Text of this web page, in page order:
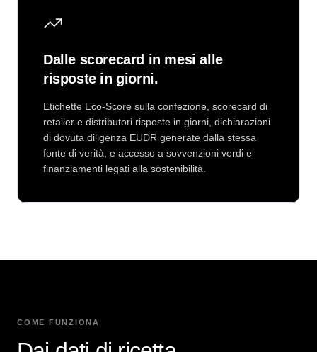
Dalle scorecard in mesi alle
risposte in giorni.
Etichette Eco-Score sulla confezione, scorecard di
retailer e distributori risposte in giorni, dichiarazioni
di dovuta diligenza EUDR generate dalla stessa
fonte di verità, e accesso a sovvenzioni verdi e
finanziamenti legati alla sostenibilità.
COME FUNZIONA